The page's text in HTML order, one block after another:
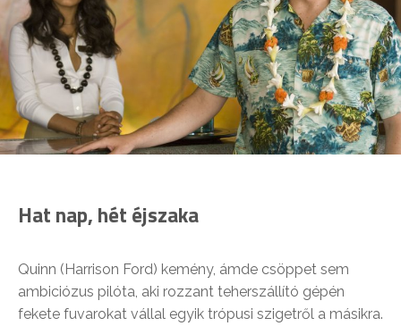
Hat nap, hét éjszaka
Quinn (Harrison Ford) kemény, ámde csöppet sem
ambiciózus pilóta, aki rozzant teherszállító gépén
fekete fuvarokat vállal egyik trópusi szigetről a másikra.